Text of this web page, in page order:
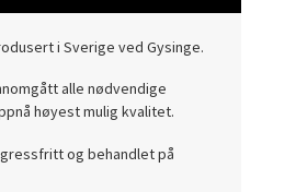
i Sverige ved Gysinge.
alle nødvendige
høyest mulig kvalitet.
og behandlet på